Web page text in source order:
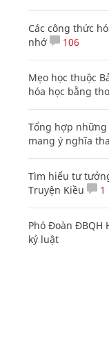
Các công thức
nhớ
106
Mẹo học thuộc
hóa học bằng
Tổng hợp những
mang ý nghĩa
Tìm hiểu tư
Truyện Kiều
1
Phó Đoàn ĐBQH
kỷ luật